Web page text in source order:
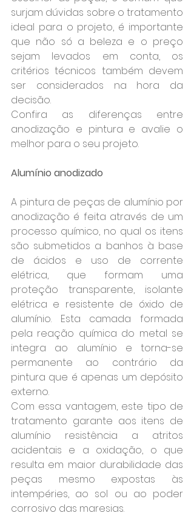
surjam dúvidas sobre o tratamento
ideal para o projeto, é importante
que não só a beleza e o preço
sejam levados em conta, os
critérios técnicos também devem
ser considerados na hora da
decisão.
Confira as diferenças entre
anodização e pintura e avalie o
melhor para o seu projeto.
Alumínio anodizado
A pintura de peças de alumínio por
anodização é feita através de um
processo químico, no qual os itens
são submetidos a banhos à base
de ácidos e uso de corrente
elétrica, que formam uma
proteção transparente, isolante
elétrica e resistente de óxido de
alumínio. Esta camada formada
pela reação química do metal se
integra ao alumínio e torna-se
permanente ao contrário da
pintura que é apenas um depósito
externo.
Com essa vantagem, este tipo de
tratamento garante aos itens de
alumínio resistência a atritos
acidentais e a oxidação, o que
resulta em maior durabilidade das
peças mesmo expostas às
intempéries, ao sol ou ao poder
corrosivo das maresias.